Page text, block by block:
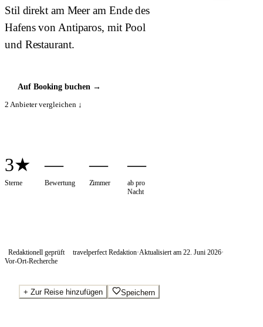
Stil direkt am Meer am Ende des
Hafens von Antiparos, mit Pool
und Restaurant.
Auf Booking buchen→
2 Anbieter vergleichen ↓
3★
Sterne
—
Bewertung
—
Zimmer
—
ab pro
Nacht
Redaktionell geprüft travelperfect Redaktion·Aktualisiert am 22. Juni 2026·
Vor-Ort-Recherche
+ Zur Reise hinzufügen Speichern